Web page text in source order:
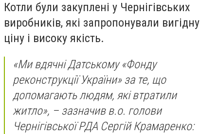
Котли були закуплені у Чернігівських
виробників, які запропонували вигідну
ціну і високу якість.
«Ми вдячні Датському «Фонду
реконструкції України» за те, що
допомагають людям, які втратили
житло», – зазначив в.о. голови
Чернігівської РДА Сергій Крамаренко: